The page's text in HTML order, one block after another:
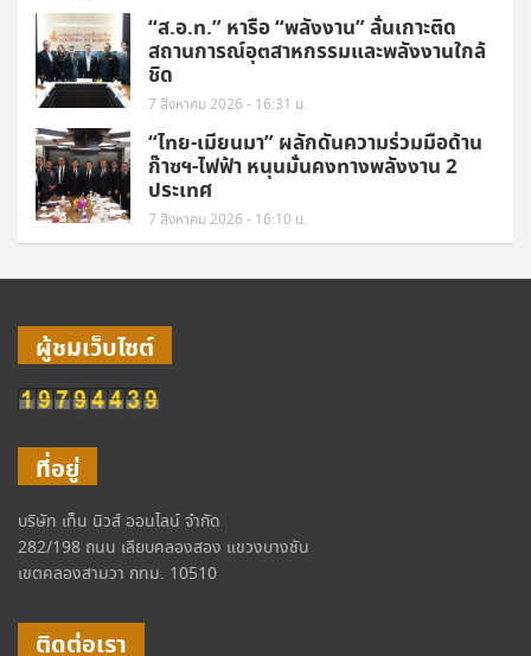
“ส.อ.ท.” หารือ “พลังงาน” ลั่นเกาะติด
สถานการณ์อุตสาหกรรมและพลังงานใกล้
ชิด
7 สิงหาคม 2026 - 16:31 น.
“ไทย-เมียนมา” ผลักดันความร่วมมือด้าน
ก๊าซฯ-ไฟฟ้า หนุนมั่นคงทางพลังงาน 2
ประเทศ
7 สิงหาคม 2026 - 16:10 น.
ผู้ชมเว็บไซต์
ที่อยู่
บริษัท เท็น นิวส์ ออนไลน์ จำกัด
282/198 ถนน เลียบคลองสอง แขวงบางชัน
เขตคลองสามวา กทม. 10510
ติดต่อเรา